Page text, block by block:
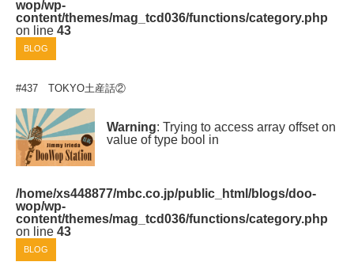
wop/wp-
content/themes/mag_tcd036/functions/category.php
on line 43
BLOG
#437 TOKYO土産話②
Warning: Trying to access array offset on
value of type bool in
/home/xs448877/mbc.co.jp/public_html/blogs/doo-
wop/wp-
content/themes/mag_tcd036/functions/category.php
on line 43
BLOG